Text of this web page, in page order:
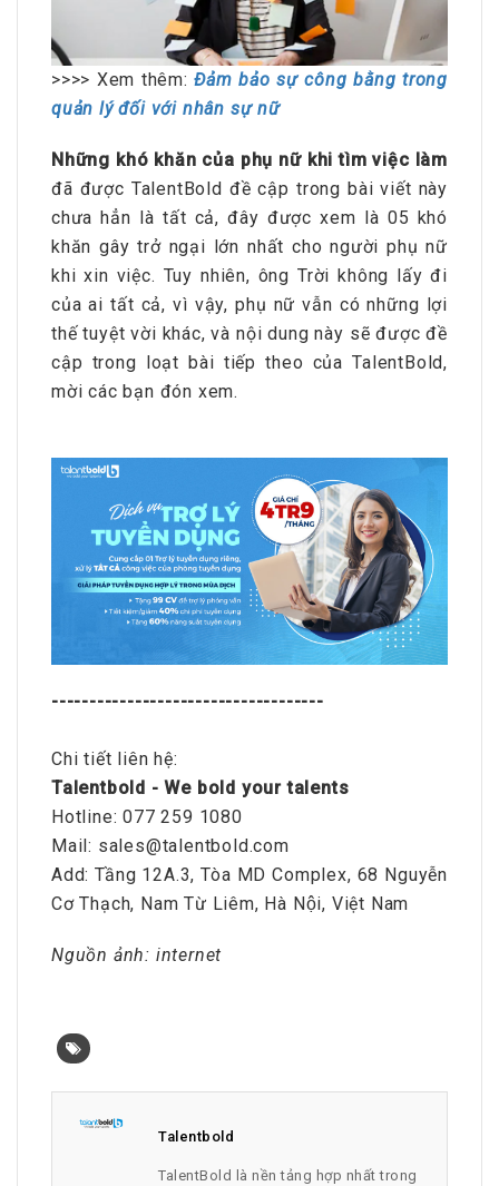
>>>> Xem thêm: Đảm bảo sự công bằng trong
quản lý đối với nhân sự nữ
Những khó khăn của phụ nữ khi tìm việc làm
đã được TalentBold đề cập trong bài viết này
chưa hẳn là tất cả, đây được xem là 05 khó
khăn gây trở ngại lớn nhất cho người phụ nữ
khi xin việc. Tuy nhiên, ông Trời không lấy đi
của ai tất cả, vì vậy, phụ nữ vẫn có những lợi
thế tuyệt vời khác, và nội dung này sẽ được đề
cập trong loạt bài tiếp theo của TalentBold,
mời các bạn đón xem.
------------------------------------
Chi tiết liên hệ:
Talentbold - We bold your talents
Hotline: 077 259 1080
Mail: sales@talentbold.com
Add: Tầng 12A.3, Tòa MD Complex, 68 Nguyễn
Cơ Thạch, Nam Từ Liêm, Hà Nội, Việt Nam
Nguồn ảnh: internet
Talentbold
TalentBold là nền tảng hợp nhất trong